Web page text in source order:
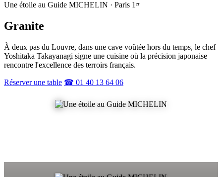
Une étoile au Guide MICHELIN · Paris 1ᵉʳ
Granite
À deux pas du Louvre, dans une cave voûtée hors du temps, le chef
Yoshitaka Takayanagi signe une cuisine où la précision japonaise
rencontre l'excellence des terroirs français.
Réserver une table ☎ 01 40 13 64 06